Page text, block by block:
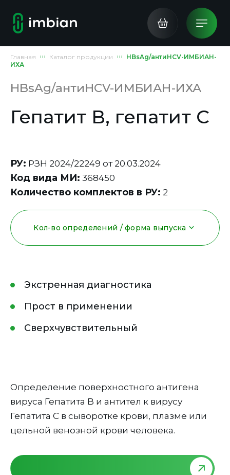
Главная Каталог продукции
HBsAg/антиHCV-ИМБИАН-
ИХА
HBsAg/антиHCV-ИМБИАН-ИХА
Гепатит В, гепатит С
РУ: РЗН 2024/22249 от 20.03.2024
Код вида МИ: 368450
Количество комплектов в РУ: 2
Кол-во определений / форма выпуска
Определение поверхностного антигена
вируса Гепатита B и антител к вирусу
Гепатита С в сыворотке крови, плазме или
цельной венозной крови человека.
Экстренная диагностика
Прост в применении
Сверхчувствительный